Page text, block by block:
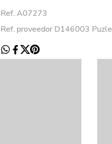
Ref. A07273
Ref. proveedor D146003 Puzle